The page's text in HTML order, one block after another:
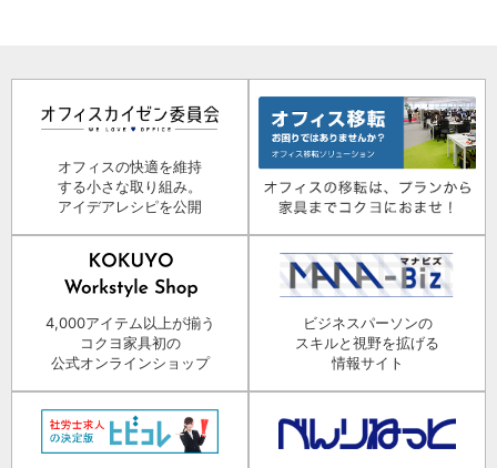
オフィスの快適を維持
する小さな取り組み。
アイデアレシピを公開
4,000アイテム以上が揃う
コクヨ家具初の
公式オンラインショップ
ビジネスパーソンの
スキルと視野を拡げる
情報サイト